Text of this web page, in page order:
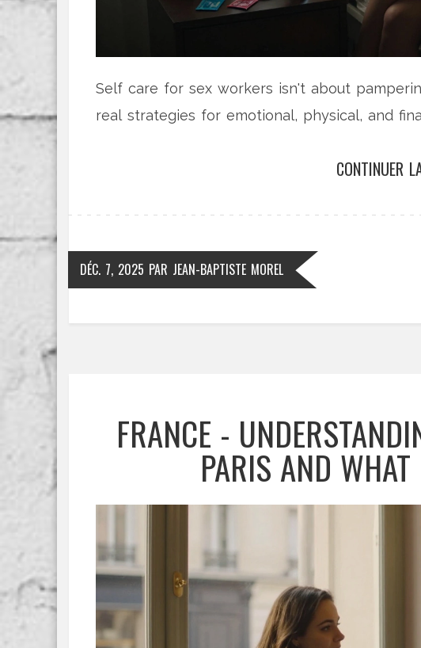
Self care for sex workers isn't about
real strategies for emotional, physical, and
CONTINUER
DÉC. 7, 2025 PAR JEAN-BAPTISTE MOREL
FRANCE -
PARIS AND